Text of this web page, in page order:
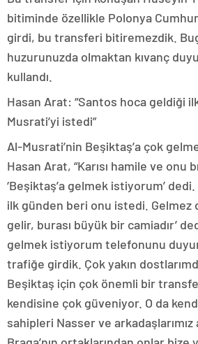
bitiminde özellikle Polonya
girdi, bu transferi bitiremezdik.
huzurunuzda olmaktan kıvanç
kullandı.
Hasan Arat: “Santos hoca geldiği
Musrati’yi istedi”
Al-Musrati’nin Beşiktaş’a çok
Hasan Arat, “Karısı hamile ve onu
‘Beşiktaş’a gelmek istiyorum’
ilk günden beri onu istedi. Gelmez
gelir, burası büyük bir camiadır’
gelmek istiyorum telefonunu
trafiğe girdik. Çok yakın
Beşiktaş için çok önemli bir
kendisine çok güveniyor. O da
sahipleri Nasser ve arkadaşlarımız